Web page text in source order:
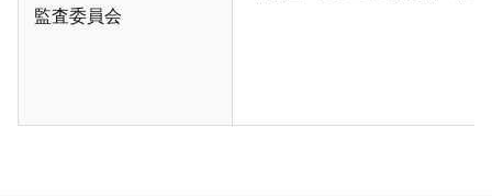
監査委員会